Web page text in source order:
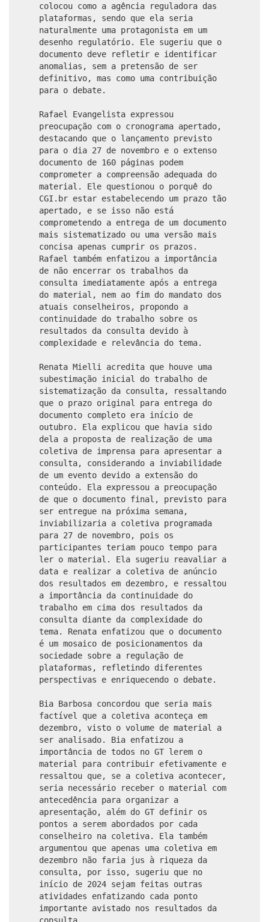
colocou como a agência reguladora das
plataformas, sendo que ela seria
naturalmente uma protagonista em um
desenho regulatório. Ele sugeriu que o
documento deve refletir e identificar
anomalias, sem a pretensão de ser
definitivo, mas como uma contribuição
para o debate.
Rafael Evangelista expressou
preocupação com o cronograma apertado,
destacando que o lançamento previsto
para o dia 27 de novembro e o extenso
documento de 160 páginas podem
comprometer a compreensão adequada do
material. Ele questionou o porquê do
CGI.br estar estabelecendo um prazo tão
apertado, e se isso não está
comprometendo a entrega de um documento
mais sistematizado ou uma versão mais
concisa apenas cumprir os prazos.
Rafael também enfatizou a importância
de não encerrar os trabalhos da
consulta imediatamente após a entrega
do material, nem ao fim do mandato dos
atuais conselheiros, propondo a
continuidade do trabalho sobre os
resultados da consulta devido à
complexidade e relevância do tema.
Renata Mielli acredita que houve uma
subestimação inicial do trabalho de
sistematização da consulta, ressaltando
que o prazo original para entrega do
documento completo era início de
outubro. Ela explicou que havia sido
dela a proposta de realização de uma
coletiva de imprensa para apresentar a
consulta, considerando a inviabilidade
de um evento devido a extensão do
conteúdo. Ela expressou a preocupação
de que o documento final, previsto para
ser entregue na próxima semana,
inviabilizaria a coletiva programada
para 27 de novembro, pois os
participantes teriam pouco tempo para
ler o material. Ela sugeriu reavaliar a
data e realizar a coletiva de anúncio
dos resultados em dezembro, e ressaltou
a importância da continuidade do
trabalho em cima dos resultados da
consulta diante da complexidade do
tema. Renata enfatizou que o documento
é um mosaico de posicionamentos da
sociedade sobre a regulação de
plataformas, refletindo diferentes
perspectivas e enriquecendo o debate.
Bia Barbosa concordou que seria mais
factível que a coletiva aconteça em
dezembro, visto o volume de material a
ser analisado. Bia enfatizou a
importância de todos no GT lerem o
material para contribuir efetivamente e
ressaltou que, se a coletiva acontecer,
seria necessário receber o material com
antecedência para organizar a
apresentação, além do GT definir os
pontos a serem abordados por cada
conselheiro na coletiva. Ela também
argumentou que apenas uma coletiva em
dezembro não faria jus à riqueza da
consulta, por isso, sugeriu que no
início de 2024 sejam feitas outras
atividades enfatizando cada ponto
importante avistado nos resultados da
consulta.